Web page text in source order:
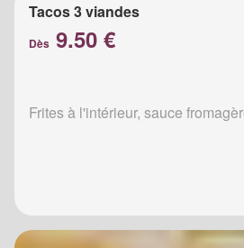
Tacos 3 viandes
Dès 9.50 €
Frites à l'intérieur, sauce